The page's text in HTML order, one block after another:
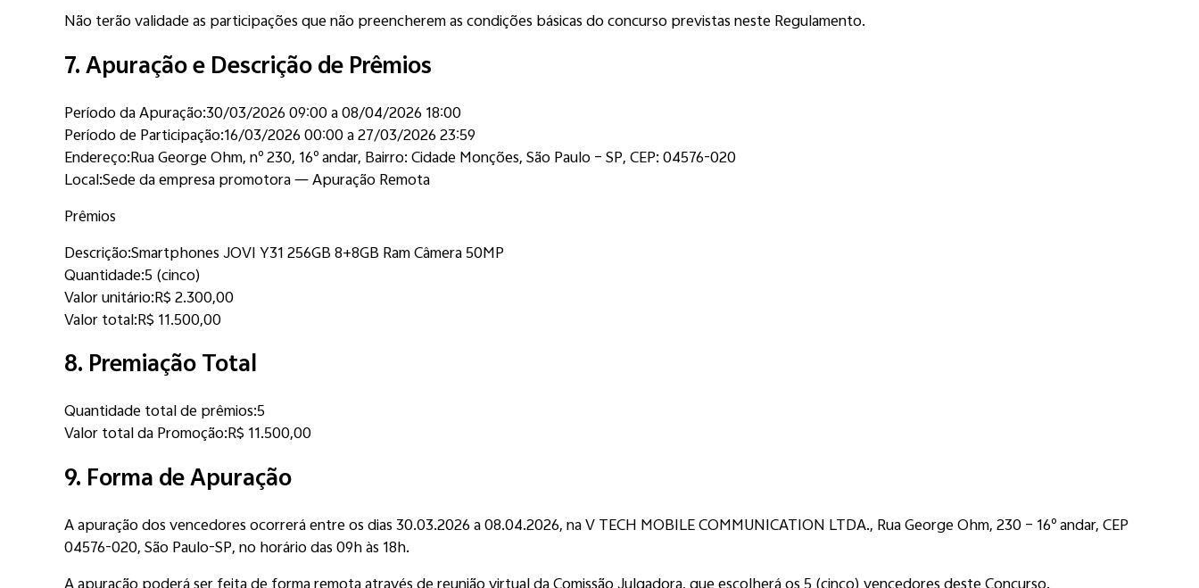
Não terão validade as participações que não preencherem as condições básicas do concurso previstas neste Regulamento.
7. Apuração e Descrição de Prêmios
Período da Apuração:30/03/2026 09:00 a 08/04/2026 18:00
Período de Participação:16/03/2026 00:00 a 27/03/2026 23:59
Endereço:Rua George Ohm, nº 230, 16º andar, Bairro: Cidade Monções, São Paulo – SP, CEP: 04576-020
Local:Sede da empresa promotora — Apuração Remota
Prêmios
Descrição:Smartphones JOVI Y31 256GB 8+8GB Ram Câmera 50MP
Quantidade:5 (cinco)
Valor unitário:R$ 2.300,00
Valor total:R$ 11.500,00
8. Premiação Total
Quantidade total de prêmios:5
Valor total da Promoção:R$ 11.500,00
9. Forma de Apuração
A apuração dos vencedores ocorrerá entre os dias 30.03.2026 a 08.04.2026, na V TECH MOBILE COMMUNICATION LTDA., Rua George Ohm, 230 – 16º andar, CEP
04576-020, São Paulo-SP, no horário das 09h às 18h.